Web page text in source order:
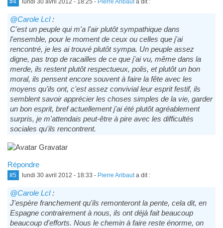
#4 lundi 30 avril 2012 - 18:25 - Pierre Aribauta dit :
@Carole Lcl:
C'est un peuple qui m'a l'air plutôt sympathique dans
l'ensemble, pour le moment de ceux ou celles que j'ai
rencontré, je les ai trouvé plutôt sympa. Un peuple assez
digne, pas trop de racailles de ce que j'ai vu, même dans la
merde, ils restent plutôt respectueux, polis, et plutôt un bon
moral, ils pensent encore souvent à faire la fête avec les
moyens qu'ils ont, c'est assez convivial leur esprit festif, ils
semblent savoir apprécier les choses simples de la vie, garder
un bon esprit, bref actuellement j'ai été plutôt agréablement
surpris, je m'attendais peut-être à pire avec les difficultés
sociales qu'ils rencontrent.
Répondre
#5 lundi 30 avril 2012 - 18:33 - Pierre Aribauta dit :
@Carole Lcl:
J'espère franchement qu'ils remonteront la pente, cela dit, en
Espagne contrairement à nous, ils ont déjà fait beaucoup
beaucoup d'efforts. Nous le chemin à faire reste énorme, on